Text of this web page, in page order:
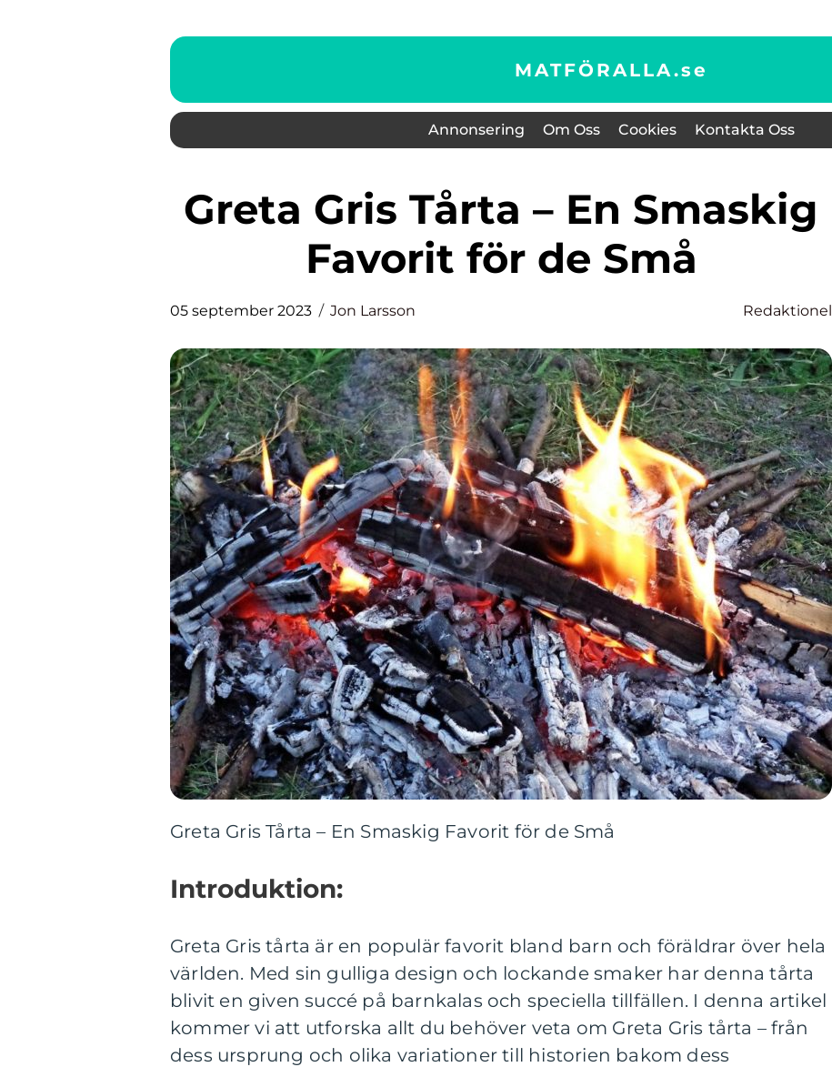
MATFÖRALLA.se
Annonsering Om Oss Cookies Kontakta Oss
Greta Gris Tårta – En Smaskig
Favorit för de Små
05 september 2023 Jon Larsson Redaktionel
Greta Gris Tårta – En Smaskig Favorit för de Små
Introduktion:
Greta Gris tårta är en populär favorit bland barn och föräldrar över hela
världen. Med sin gulliga design och lockande smaker har denna tårta
blivit en given succé på barnkalas och speciella tillfällen. I denna artikel
kommer vi att utforska allt du behöver veta om Greta Gris tårta – från
dess ursprung och olika variationer till historien bakom dess